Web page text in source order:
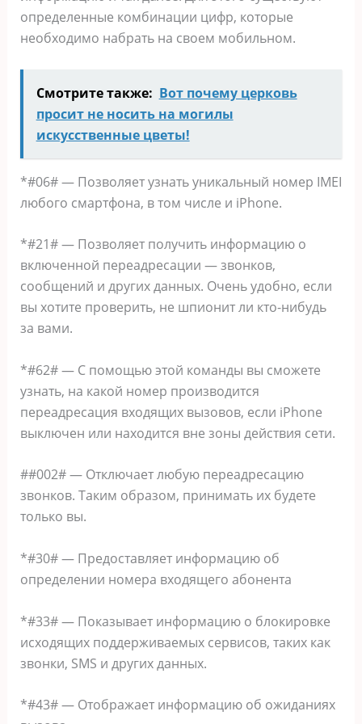
определенные комбинации цифр, которые
необходимо набрать на своем мобильном.
Смотрите также: Вот почему церковь
просит не носить на могилы
искусственные цветы!
*#06# — Позволяет узнать уникальный номер IMEI
любого смартфона, в том числе и iPhone.
*#21# — Позволяет получить информацию о
включенной переадресации — звонков,
сообщений и других данных. Очень удобно, если
вы хотите проверить, не шпионит ли кто-нибудь
за вами.
*#62# — С помощью этой команды вы сможете
узнать, на какой номер производится
переадресация входящих вызовов, если iPhone
выключен или находится вне зоны действия сети.
##002# — Отключает любую переадресацию
звонков. Таким образом, принимать их будете
только вы.
*#30# — Предоставляет информацию об
определении номера входящего абонента
*#33# — Показывает информацию о блокировке
исходящих поддерживаемых сервисов, таких как
звонки, SMS и других данных.
*#43# — Отображает информацию об ожиданиях